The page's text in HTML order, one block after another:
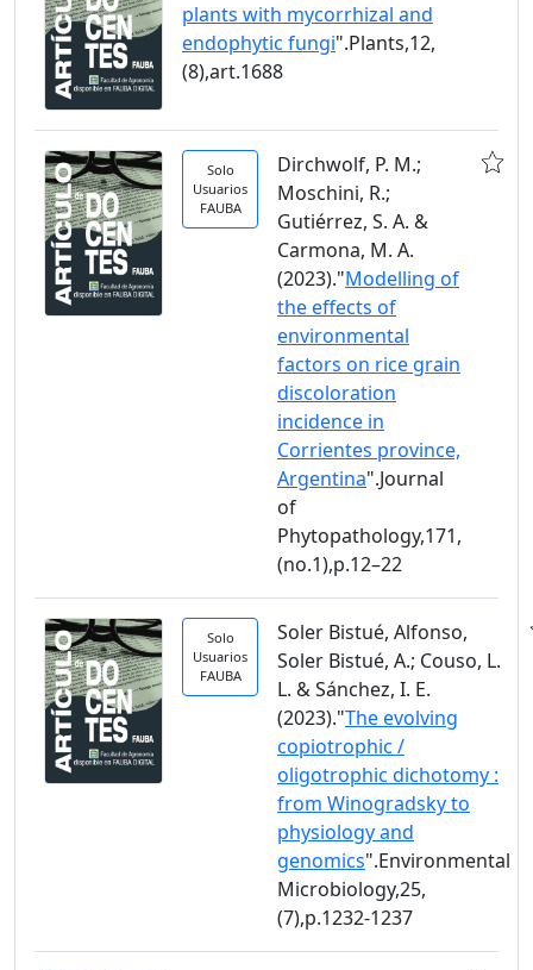
plants with mycorrhizal and
endophytic fungi".Plants,12,
(8),art.1688
Solo
Usuarios
FAUBA
Dirchwolf, P. M.;
Moschini, R.;
Gutiérrez, S. A. &
Carmona, M. A.
(2023)."Modelling of
the effects of
environmental
factors on rice grain
discoloration
incidence in
Corrientes province,
Argentina".Journal
of
Phytopathology,171,
(no.1),p.12–22
Solo
Usuarios
FAUBA
Soler Bistué, Alfonso,
Soler Bistué, A.; Couso, L.
L. & Sánchez, I. E.
(2023)."The evolving
copiotrophic /
oligotrophic dichotomy :
from Winogradsky to
physiology and
genomics".Environmental
Microbiology,25,
(7),p.1232-1237